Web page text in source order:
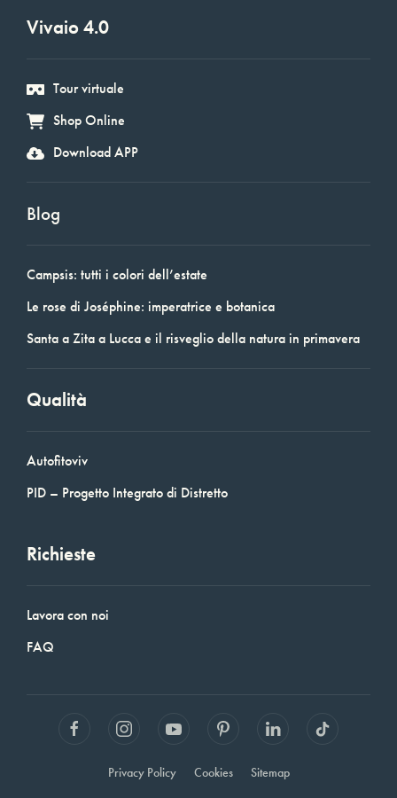
Vivaio 4.0
Tour virtuale
Shop Online
Download APP
Blog
Campsis: tutti i colori dell’estate
Le rose di Joséphine: imperatrice e botanica
Santa a Zita a Lucca e il risveglio della natura in primavera
Qualità
Autofitoviv
PID – Progetto Integrato di Distretto
Richieste
Lavora con noi
FAQ
Privacy Policy Cookies Sitemap